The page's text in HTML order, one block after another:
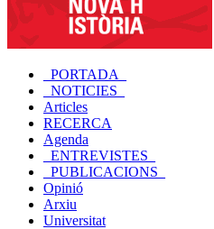
_PORTADA_
_NOTICIES_
Articles
RECERCA
Agenda
_ENTREVISTES_
_PUBLICACIONS_
Opinió
Arxiu
Universitat